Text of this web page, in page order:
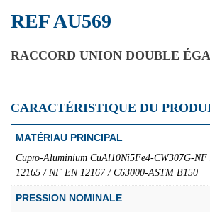
REF AU569
RACCORD UNION DOUBLE
CARACTÉRISTIQUE DU
MATÉRIAU PRINCIPAL
Cupro-Aluminium CuAl10Ni5Fe4-CW307G-
12165 / NF EN 12167 / C63000-ASTM B150
PRESSION NOMINALE